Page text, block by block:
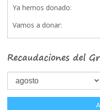
Ya hemos donado:
Vamos a donar:
Recaudaciones del